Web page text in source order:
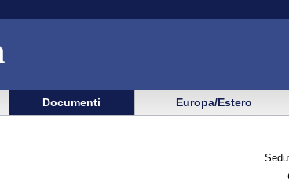
Documenti Europa/Estero